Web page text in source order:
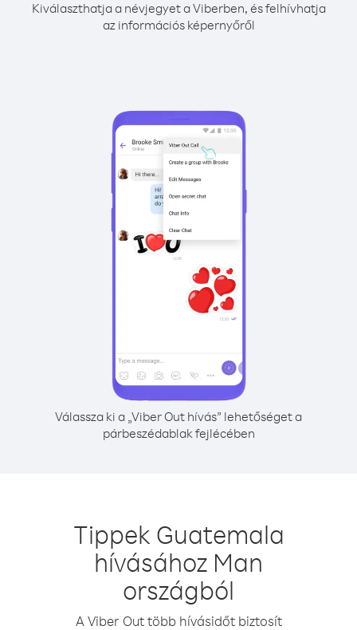
Kiválaszthatja a névjegyet a Viberben, és felhívhatja
az információs képernyőről
Válassza ki a „Viber Out hívás” lehetőséget a
párbeszédablak fejlécében
Tippek Guatemala
hívásához Man
országból
A Viber Out több hívásidőt biztosít